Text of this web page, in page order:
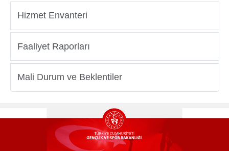
Hizmet Envanteri
Faaliyet Raporları
Mali Durum ve Beklentiler